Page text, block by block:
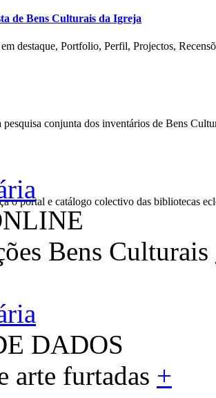
de Bens Culturais da Igreja
destaque, Portfolio, Perfil, Projectos,
pesquisa conjunta dos inventários de Bens
o portal e catálogo colectivo das bibliotecas
Bens Culturais
DADOS
arte furtadas +